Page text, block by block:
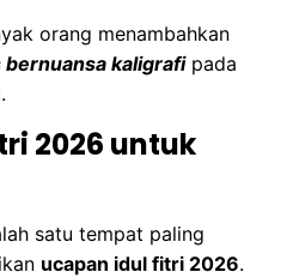
orang menambahkan
kaligrafipada
2026 untuk
satu tempat paling
ucapan idul fitri 2026.